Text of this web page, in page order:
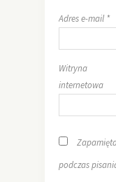
Adres e-mail *
Witryna
internetowa
podczas